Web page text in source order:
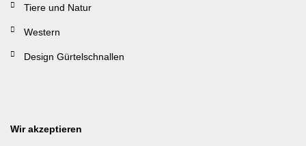
Tiere und Natur
Western
Design Gürtelschnallen
Wir akzeptieren